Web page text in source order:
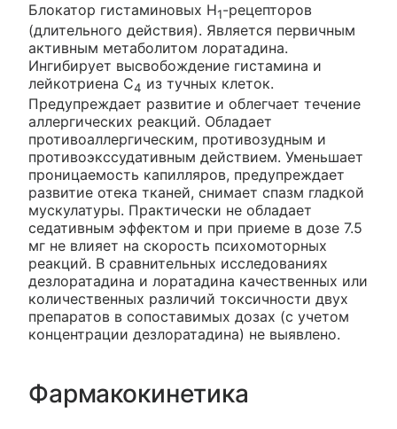
Блокатор гистаминовых Н1-рецепторов
(длительного действия). Является первичным
активным метаболитом лоратадина.
Ингибирует высвобождение гистамина и
лейкотриена С4 из тучных клеток.
Предупреждает развитие и облегчает течение
аллергических реакций. Обладает
противоаллергическим, противозудным и
противоэкссудативным действием. Уменьшает
проницаемость капилляров, предупреждает
развитие отека тканей, снимает спазм гладкой
мускулатуры. Практически не обладает
седативным эффектом и при приеме в дозе 7.5
мг не влияет на скорость психомоторных
реакций. В сравнительных исследованиях
дезлоратадина и лоратадина качественных или
количественных различий токсичности двух
препаратов в сопоставимых дозах (с учетом
концентрации дезлоратадина) не выявлено.
Фармакокинетика